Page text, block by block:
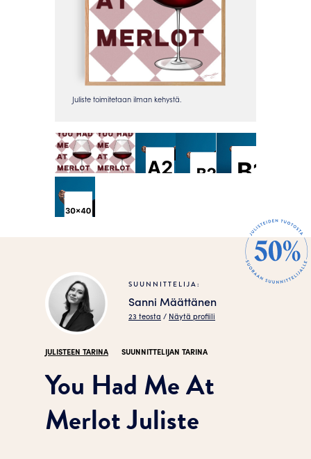
SUUNNITTELIJA:
Sanni Määttänen
23 teosta / Näytä profiili
JULISTEEN TARINA SUUNNITTELIJAN TARINA
You Had Me At
Merlot Juliste